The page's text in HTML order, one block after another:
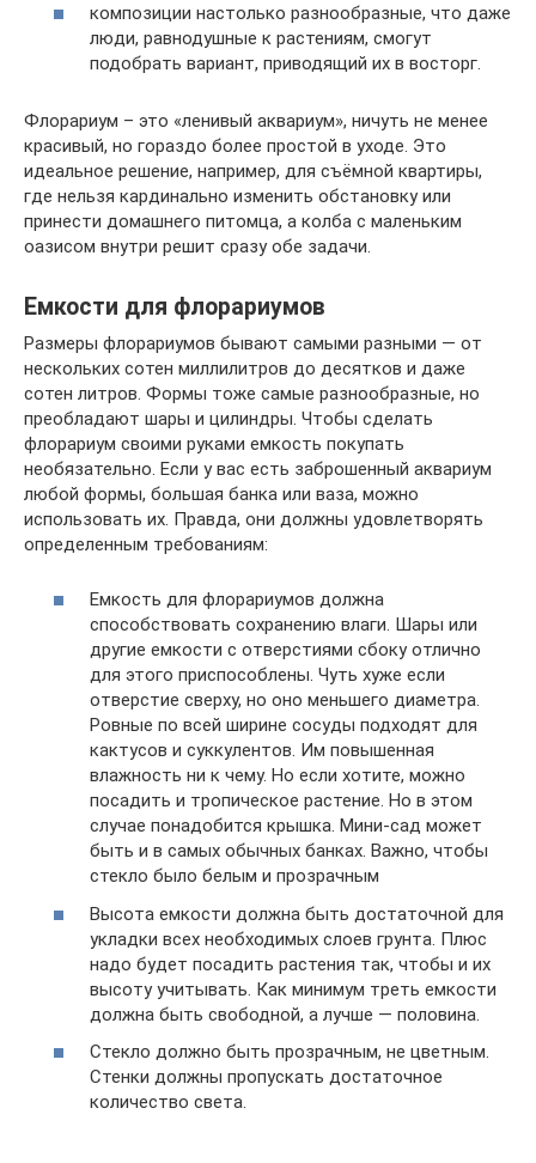
композиции настолько разнообразные, что даже
люди, равнодушные к растениям, смогут
подобрать вариант, приводящий их в восторг.
Флорариум – это «ленивый аквариум», ничуть не менее
красивый, но гораздо более простой в уходе. Это
идеальное решение, например, для съёмной квартиры,
где нельзя кардинально изменить обстановку или
принести домашнего питомца, а колба с маленьким
оазисом внутри решит сразу обе задачи.
Емкости для флорариумов
Размеры флорариумов бывают самыми разными — от
нескольких сотен миллилитров до десятков и даже
сотен литров. Формы тоже самые разнообразные, но
преобладают шары и цилиндры. Чтобы сделать
флорариум своими руками емкость покупать
необязательно. Если у вас есть заброшенный аквариум
любой формы, большая банка или ваза, можно
использовать их. Правда, они должны удовлетворять
определенным требованиям:
Емкость для флорариумов должна
способствовать сохранению влаги. Шары или
другие емкости с отверстиями сбоку отлично
для этого приспособлены. Чуть хуже если
отверстие сверху, но оно меньшего диаметра.
Ровные по всей ширине сосуды подходят для
кактусов и суккулентов. Им повышенная
влажность ни к чему. Но если хотите, можно
посадить и тропическое растение. Но в этом
случае понадобится крышка. Мини-сад может
быть и в самых обычных банках. Важно, чтобы
стекло было белым и прозрачным
Высота емкости должна быть достаточной для
укладки всех необходимых слоев грунта. Плюс
надо будет посадить растения так, чтобы и их
высоту учитывать. Как минимум треть емкости
должна быть свободной, а лучше — половина.
Стекло должно быть прозрачным, не цветным.
Стенки должны пропускать достаточное
количество света.